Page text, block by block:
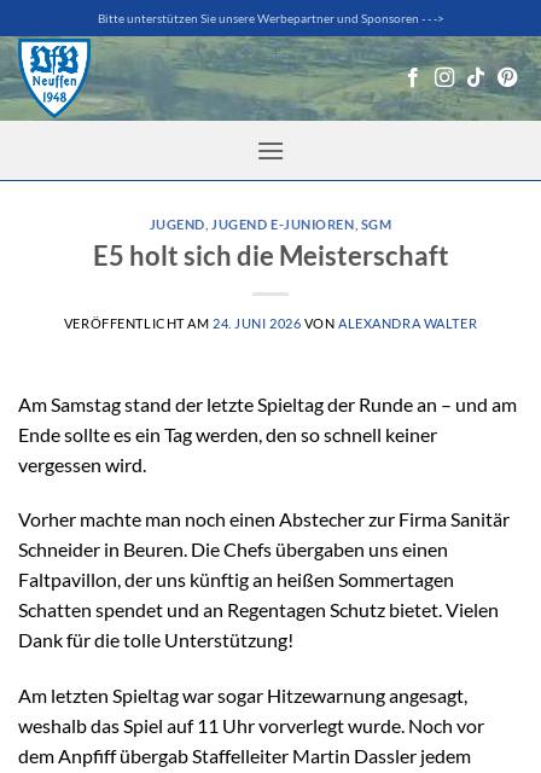
Inhalt
springen
Bitte unterstützen Sie unsere Werbepartner und Sponsoren - - ->
JUGEND JUGEND E-JUNIOREN SGM
E5 holt sich die Meisterschaft
VERÖFFENTLICHT AM 24. JUNI 2026 VON ALEXANDRA WALTER
Am Samstag stand der letzte Spieltag der Runde an – und am
Ende sollte es ein Tag werden, den so schnell keiner
vergessen wird.
Vorher machte man noch einen Abstecher zur Firma Sanitär
Schneider in Beuren. Die Chefs übergaben uns einen
Faltpavillon, der uns künftig an heißen Sommertagen
Schatten spendet und an Regentagen Schutz bietet. Vielen
Dank für die tolle Unterstützung!
Am letzten Spieltag war sogar Hitzewarnung angesagt,
weshalb das Spiel auf 11 Uhr vorverlegt wurde. Noch vor
dem Anpfiff übergab Staffelleiter Martin Dassler jedem